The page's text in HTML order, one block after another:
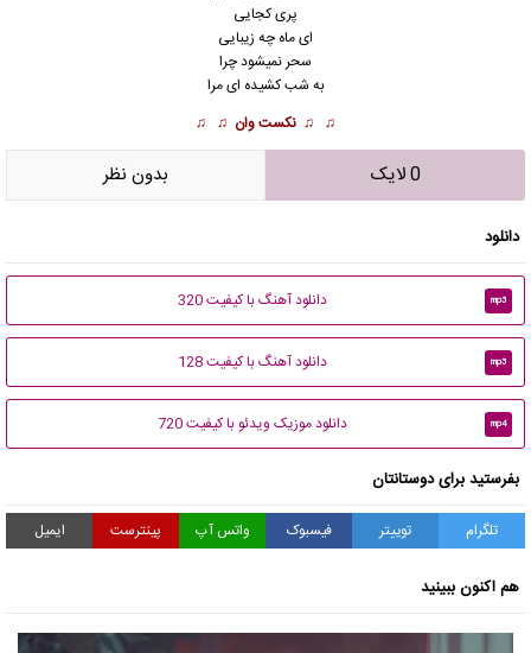
پری کجایی
ای ماه چه زیبایی
سحر نمیشود چرا
به شب کشیده ای مرا
♫ ♫ نکست وان ♫ ♫
0 لایک بدون نظر
دانلود
mp3 دانلود آهنگ با کیفیت 320
mp3 دانلود آهنگ با کیفیت 128
mp4 دانلود موزیک ویدئو با کیفیت 720
بفرستید برای دوستانتان
تلگرام توییتر فیسبوک واتس آپ پینترست ایمیل
هم اکنون ببینید